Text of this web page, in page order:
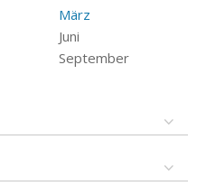
März
Juni
September